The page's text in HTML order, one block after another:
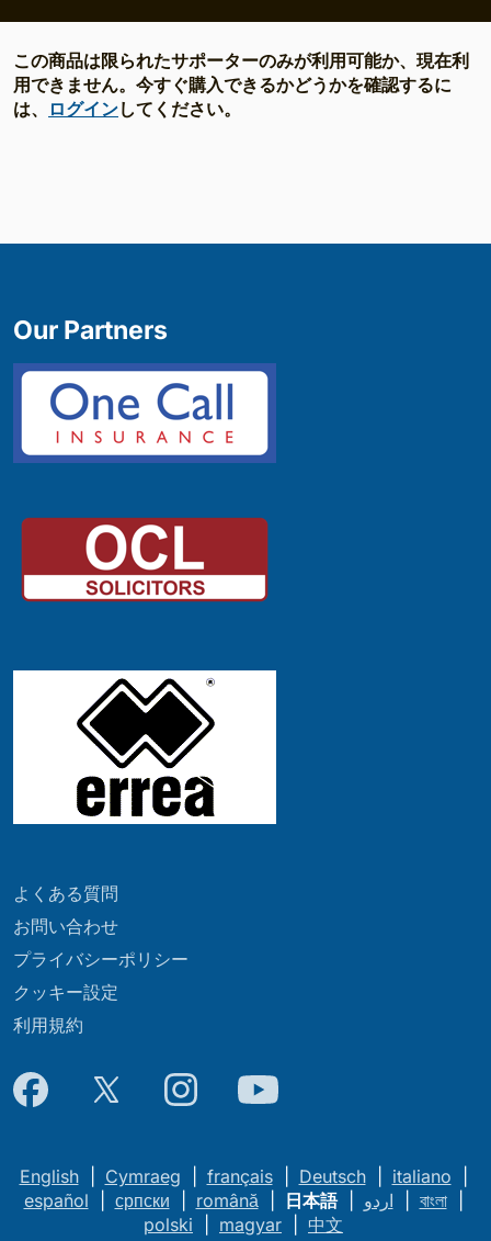
この商品は限られたサポーターのみが利用可能か、現在利
用できません。今すぐ購入できるかどうかを確認するに
は、
ログインしてください。
よくある質問
お問い合わせ
プライバシーポリシー
クッキー設定
利用規約
Our Partners
English| Cymraeg français| Deutsch| italiano
español
српски română| 日本語| اردو বাংলা|
polski
magyar 中文